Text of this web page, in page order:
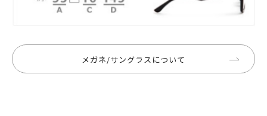
メガネ/サングラスについて